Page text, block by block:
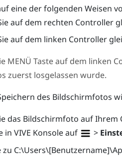
eine der folgenden Weisen
auf dem rechten Controller
auf dem linken Controller
MENÜ Taste auf dem linken
zuerst losgelassen wurde.
des Bildschirmfotos
das Bildschirmfoto auf Ihrem
in VIVE Konsoleauf >
zu